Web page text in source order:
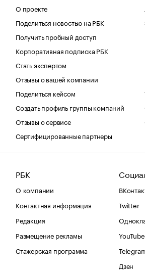
О проекте
Поделиться новостью на РБК
Получить пробный доступ
Корпоративная подписка РБК
Стать экспертом
Отзывы о вашей компании
Поделиться кейсом
Создать профиль группы компаний
Отзывы о сервисе
Сертифицированные партнеры
РБК
О компании
Контактная информация
Редакция
Размещение рекламы
Стажерская программа
Twitter
YouTube
Дзен